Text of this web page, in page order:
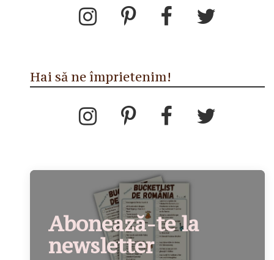
Hai să ne împrietenim!
Abonează-te la
newsletter